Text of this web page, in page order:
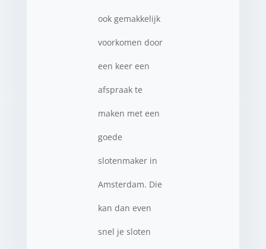
ook gemakkelijk
voorkomen door
een keer een
afspraak te
maken met een
goede
slotenmaker in
Amsterdam. Die
kan dan even
snel je sloten